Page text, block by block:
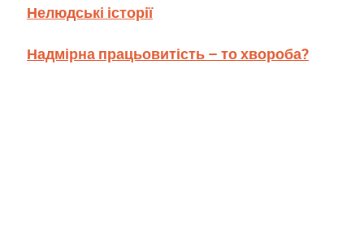
Нелюдські історії
Надмірна працьовитість – то хвороба?